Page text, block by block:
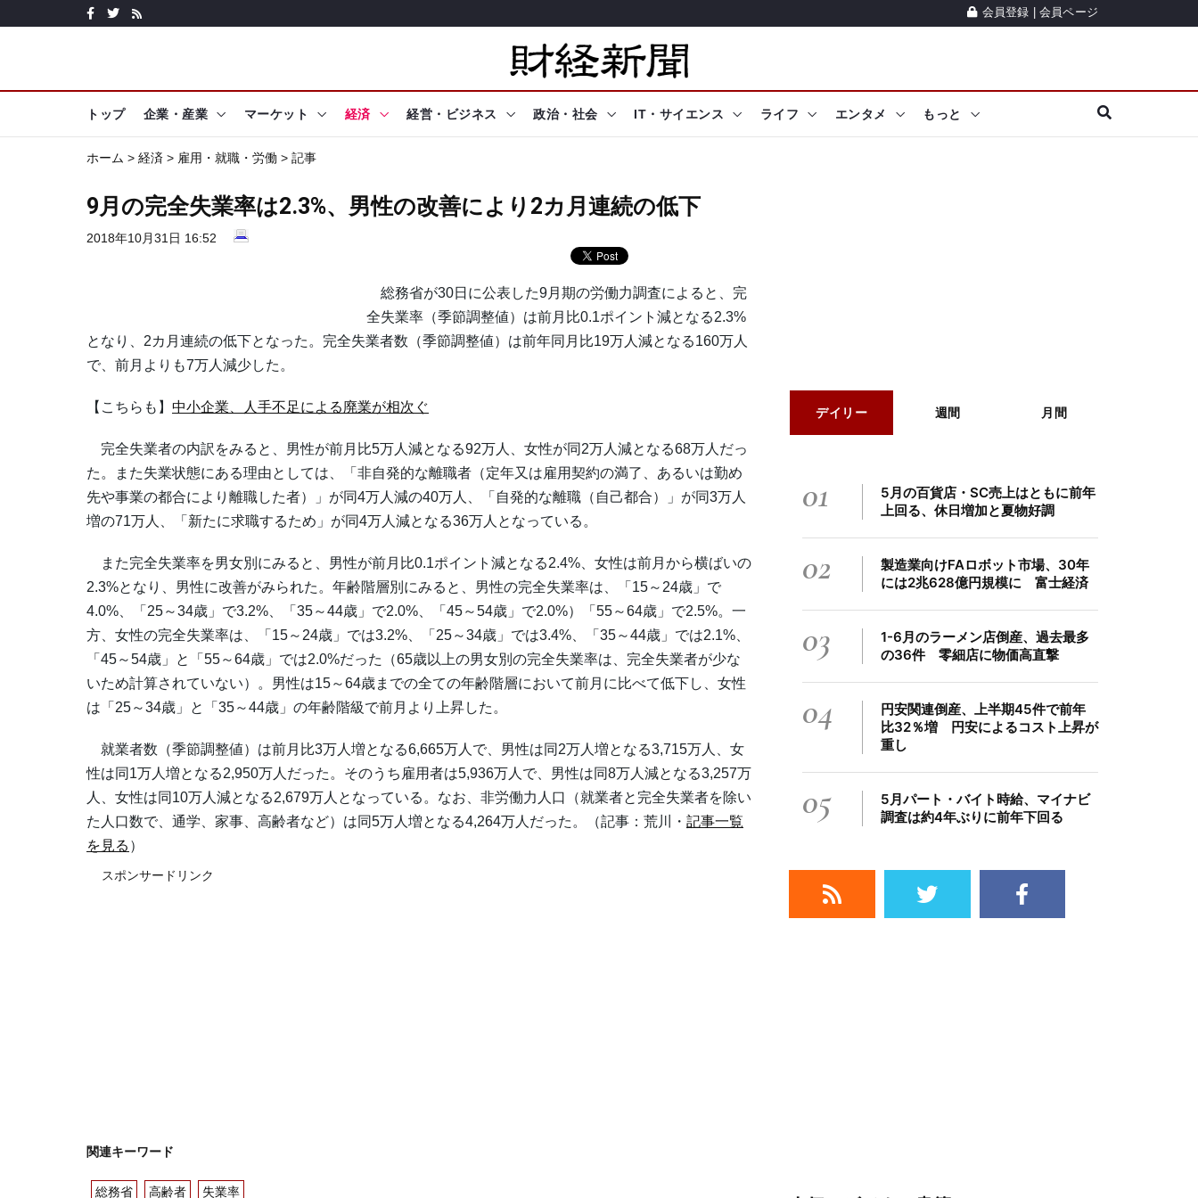
会員登録 会員ページ
トップ 企業・産業 マーケット 経済 経営・ビジネス 政治・社会 IT・サイエンス ライフ エンタメ もっと
ホーム > 経済 > 雇用・就職・労働 > 記事
9月の完全失業率は2.3%、男性の改善により2カ月連続の低下
2018年10月31日 16:52
総務省が30日に公表した9月期の労働力調査によると、完
全失業率（季節調整値）は前月比0.1ポイント減となる2.3%
となり、2カ月連続の低下となった。完全失業者数（季節調整値）は前年同月比19万人減となる160万人
で、前月よりも7万人減少した。
【こちらも】 中小企業、人手不足による廃業が相次ぐ
完全失業者の内訳をみると、男性が前月比5万人減となる92万人、女性が同2万人減となる68万人だっ
た。また失業状態にある理由としては、「非自発的な離職者（定年又は雇用契約の満了、あるいは勤め
先や事業の都合により離職した者）」が同4万人減の40万人、「自発的な離職（自己都合）」が同3万人
増の71万人、「新たに求職するため」が同4万人減となる36万人となっている。
また完全失業率を男女別にみると、男性が前月比0.1ポイント減となる2.4%、女性は前月から横ばいの
2.3%となり、男性に改善がみられた。年齢階層別にみると、男性の完全失業率は、「15～24歳」で
4.0%、「25～34歳」で3.2%、「35～44歳」で2.0%、「45～54歳」で2.0%）「55～64歳」で2.5%。一
方、女性の完全失業率は、「15～24歳」では3.2%、「25～34歳」では3.4%、「35～44歳」では2.1%、
「45～54歳」と「55～64歳」では2.0%だった（65歳以上の男女別の完全失業率は、完全失業者が少な
いため計算されていない）。男性は15～64歳までの全ての年齢階層において前月に比べて低下し、女性
は「25～34歳」と「35～44歳」の年齢階級で前月より上昇した。
就業者数（季節調整値）は前月比3万人増となる6,665万人で、男性は同2万人増となる3,715万人、女
性は同1万人増となる2,950万人だった。そのうち雇用者は5,936万人で、男性は同8万人減となる3,257万
人、女性は同10万人減となる2,679万人となっている。なお、非労働力人口（就業者と完全失業者を除い
た人口数で、通学、家事、高齢者など）は同5万人増となる4,264万人だった。（記事：荒川・ 記事一覧
を見る ）
スポンサードリンク
関連キーワード
総務省 高齢者 失業率
デイリー 週間 月間
01
5月の百貨店・SC売上はともに前年
上回る、休日増加と夏物好調
02
製造業向けFAロボット市場、30年
には2兆628億円規模に 富士経済
03
1-6月のラーメン店倒産、過去最多
の36件 零細店に物価高直撃
04
円安関連倒産、上半期45件で前年
比32％増 円安によるコスト上昇が
重し
05
5月パート・バイト時給、マイナビ
調査は約4年ぶりに前年下回る